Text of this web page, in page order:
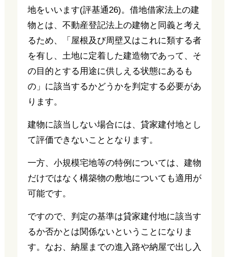
地をいいます(評基通26)。借地借家法上の建
物とは、不動産登記法上の建物と同義と考え
るため、「屋根及び周壁又はこれに類する者
を有し、土地に定着した建造物であって、そ
の目的とする用途に供しえる状態にあるも
の」に該当するかどうかを判定する必要があ
ります。
建物に該当しない場合には、貸家建付地とし
て評価できないこととなります。
一方、小規模宅地等の特例については、建物
だけではなく構築物の敷地についても適用が
可能です。
ですので、判定の基準は貸家建付地に該当す
るか否かとは関係ないということになりま
す。なお、納屋までの進入路や納屋で出し入